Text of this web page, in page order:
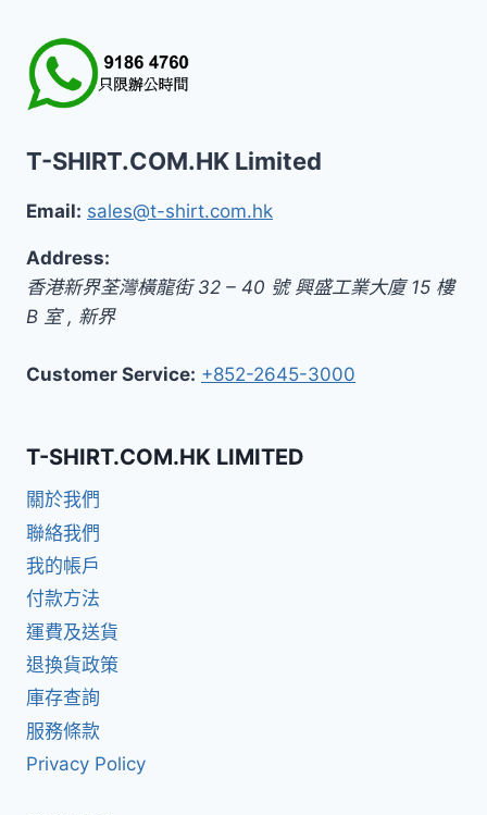
T-SHIRT.COM.HK Limited
Email: sales@t-shirt.com.hk
Address:
香港新界荃灣橫龍街 32 – 40 號 興盛工業大廈 15 樓
B 室, 新界
Customer Service: +852-2645-3000
T-SHIRT.COM.HK LIMITED
關於我們
聯絡我們
我的帳戶
付款方法
運費及送貨
退換貨政策
庫存查詢
服務條款
Privacy Policy